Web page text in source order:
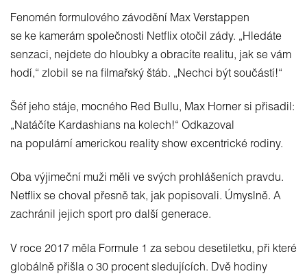
Fenomén formulového závodění Max Verstappen
se ke kamerám společnosti Netflix otočil zády. „Hledáte
senzaci, nejdete do hloubky a obracíte realitu, jak se vám
hodí,“ zlobil se na filmařský štáb. „Nechci být součástí!“
Šéf jeho stáje, mocného Red Bullu, Max Horner si přisadil:
„Natáčíte Kardashians na kolech!“ Odkazoval
na populární americkou reality show excentrické rodiny.
Oba výjimeční muži měli ve svých prohlášeních pravdu.
Netflix se choval přesně tak, jak popisovali. Úmyslně. A
zachránil jejich sport pro další generace.
V roce 2017 měla Formule 1 za sebou desetiletku, při které
globálně přišla o 30 procent sledujících. Dvě hodiny